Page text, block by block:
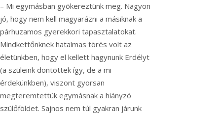
– Mi egymásban gyökereztünk meg. Nagyon
jó, hogy nem kell magyarázni a másiknak a
párhuzamos gyerekkori tapasztalatokat.
Mindkettőnknek hatalmas törés volt az
életünkben, hogy el kellett hagynunk Erdélyt
(a szüleink döntöttek így, de a mi
érdekünkben), viszont gyorsan
megteremtettük egymásnak a hiányzó
szülőföldet. Sajnos nem túl gyakran járunk